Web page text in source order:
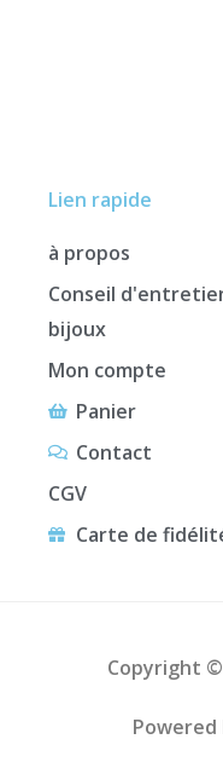
Lien rapide
à propos
Conseil
bijoux
Mon compte
Panier
Contact
CGV
Carte de
Copyright ©
Powered